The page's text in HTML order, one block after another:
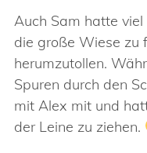
Auch Sam hatte
die große Wiese zu
herumzutollen.
Spuren durch den
mit Alex mit und
der Leine zu ziehen.